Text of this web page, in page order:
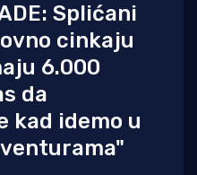
Splićani
cinkaju
6.000
da
kad idemo u